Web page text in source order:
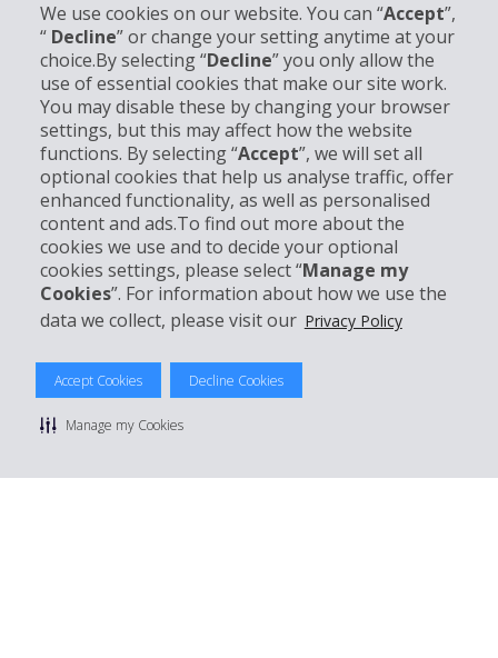
We use cookies on our website. You can “Accept”,
“ Decline” or change your setting anytime at your
choice.By selecting “Decline” you only allow the
use of essential cookies that make our site work.
You may disable these by changing your browser
settings, but this may affect how the website
functions. By selecting “Accept”, we will set all
optional cookies that help us analyse traffic, offer
enhanced functionality, as well as personalised
content and ads.To find out more about the
cookies we use and to decide your optional
cookies settings, please select “Manage my
Cookies”. For information about how we use the
data we collect, please visit our Privacy Policy
Accept Cookies Decline Cookies
Manage my Cookies
Unternehmensinformation
Partner
Kundenservice
Mieten bei Hertz
© 2026 The Hertz System, Inc.
Datenschutzrichtlinie | Nutzungsbedingungen
Sitemap Cookies verwalten